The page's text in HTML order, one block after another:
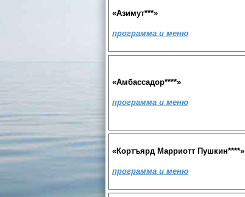
«Азимут***»
программа и меню
«Амбассадор****»
программа и меню
«Кортъярд Марриотт Пушкин****»
программа и меню